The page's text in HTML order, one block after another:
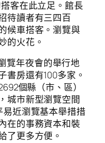
客在此立足。館長
待讀者有三四百
候車搭客。瀏覽與
的火花。
覽年夜會的舉行地
書房還有100多家。
個縣（市、區）
城市新型瀏覽空間
近瀏覽基本舉措措
在的事務資本和裝
了更多方便。